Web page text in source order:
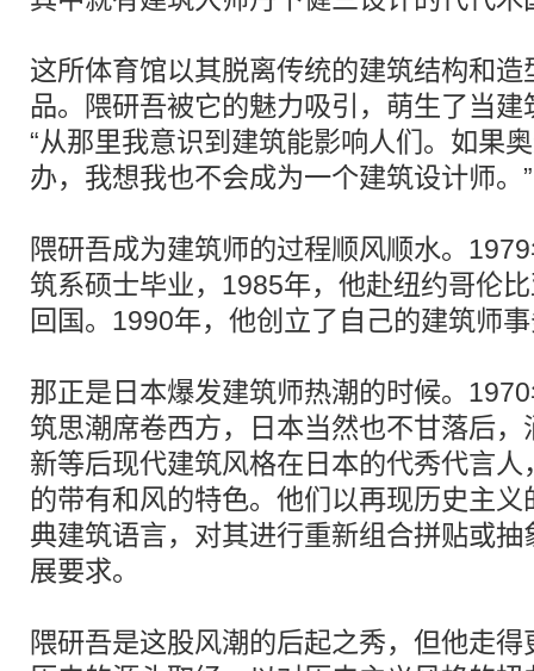
这所体育馆以其脱离传统的建筑结构和
品。隈研吾被它的魅力吸引，萌生了当
“从那里我意识到建筑能影响人们。如果
办，我想我也不会成为一个建筑设计师。”
隈研吾成为建筑师的过程顺风顺水。
筑系硕士毕业，1985年，他赴纽约哥伦
回国。1990年，他创立了自己的建筑师
那正是日本爆发建筑师热潮的时候。
筑思潮席卷西方，日本当然也不甘落后
新等后现代建筑风格在日本的代秀代言
的带有和风的特色。他们以再现历史主
典建筑语言，对其进行重新组合拼贴或
展要求。
隈研吾是这股风潮的后起之秀，但他走